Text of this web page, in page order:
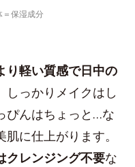
保湿成分
り軽い質感で日中の
しっかりメイクはし
ぴんはちょっと…な
に仕上がります。
クレンジング不要な